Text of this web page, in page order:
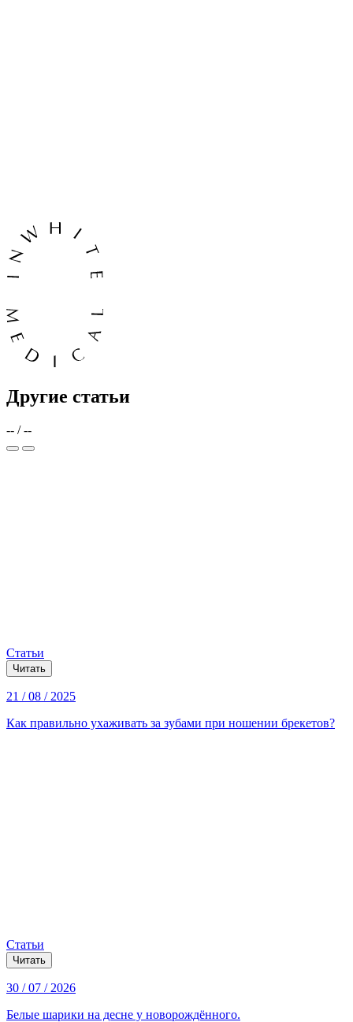
Другие статьи
-- / --
Статьи
Читать
21 / 08 / 2025
Как правильно ухаживать за зубами при ношении брекетов?
Статьи
Читать
30 / 07 / 2026
Белые шарики на десне у новорождённого.